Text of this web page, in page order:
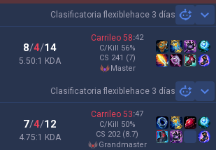
Clasificatoria flexiblehace 3 días
8/4/14
5.50:1 KDA
Carrileo 58:42
C/Kill 56%
CS 241 (7)
master
Clasificatoria flexiblehace 3 días
7/4/12
4.75:1 KDA
Carrileo 53:47
C/Kill 50%
CS 202 (8.7)
grandmaster